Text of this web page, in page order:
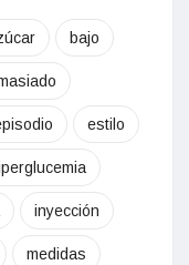
bajo
estilo
inyección
medidas